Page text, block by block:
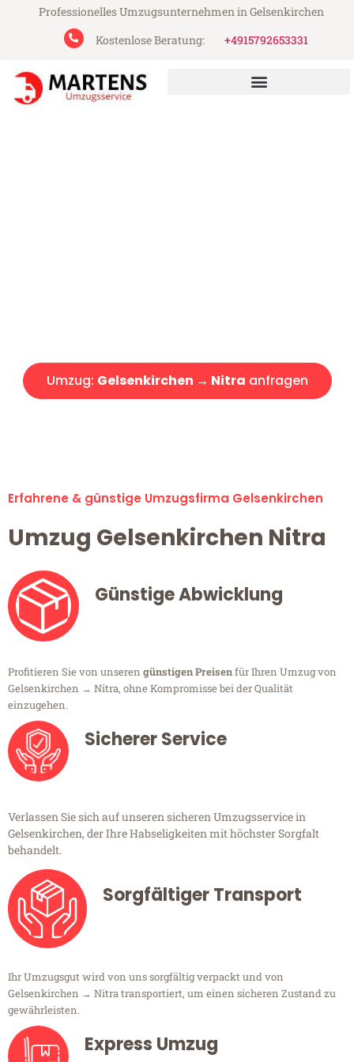
Professionelles Umzugsunternehmen in Gelsenkirchen
Kostenlose Beratung:
+4915792653331
Umzug: Gelsenkirchen → Nitra anfragen
Erfahrene & günstige Umzugsfirma Gelsenkirchen
Umzug Gelsenkirchen Nitra
Günstige Abwicklung
Profitieren Sie von unseren günstigen Preisenfür Ihren Umzug von
Gelsenkirchen → Nitra, ohne Kompromisse bei der Qualität
einzugehen.
Sicherer Service
Verlassen Sie sich auf unseren sicheren Umzugsservice in
Gelsenkirchen, der Ihre Habseligkeiten mit höchster Sorgfalt
behandelt.
Sorgfältiger Transport
Ihr Umzugsgut wird von uns sorgfältig verpackt und von
Gelsenkirchen → Nitra transportiert, um einen sicheren Zustand zu
gewährleisten.
Express Umzug